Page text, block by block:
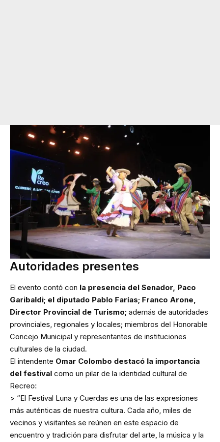
Autoridades presentes
El evento contó con la presencia del Senador, Paco
Garibaldi; el diputado Pablo Farías; Franco Arone,
Director Provincial de Turismo; además de autoridades
provinciales, regionales y locales; miembros del Honorable
Concejo Municipal y representantes de instituciones
culturales de la ciudad.
El intendente Omar Colombo destacó la importancia
del festival como un pilar de la identidad cultural de
Recreo:
> “El Festival Luna y Cuerdas es una de las expresiones
más auténticas de nuestra cultura. Cada año, miles de
vecinos y visitantes se reúnen en este espacio de
encuentro y tradición para disfrutar del arte, la música y la